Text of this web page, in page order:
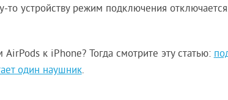
то устройству режим подключения
к iPhone? Тогда смотрите эту статью:
один наушник.